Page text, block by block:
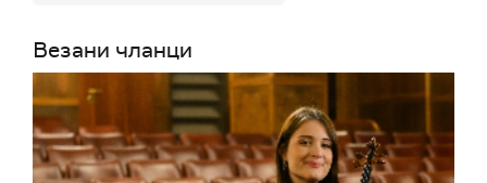
Везани чланци